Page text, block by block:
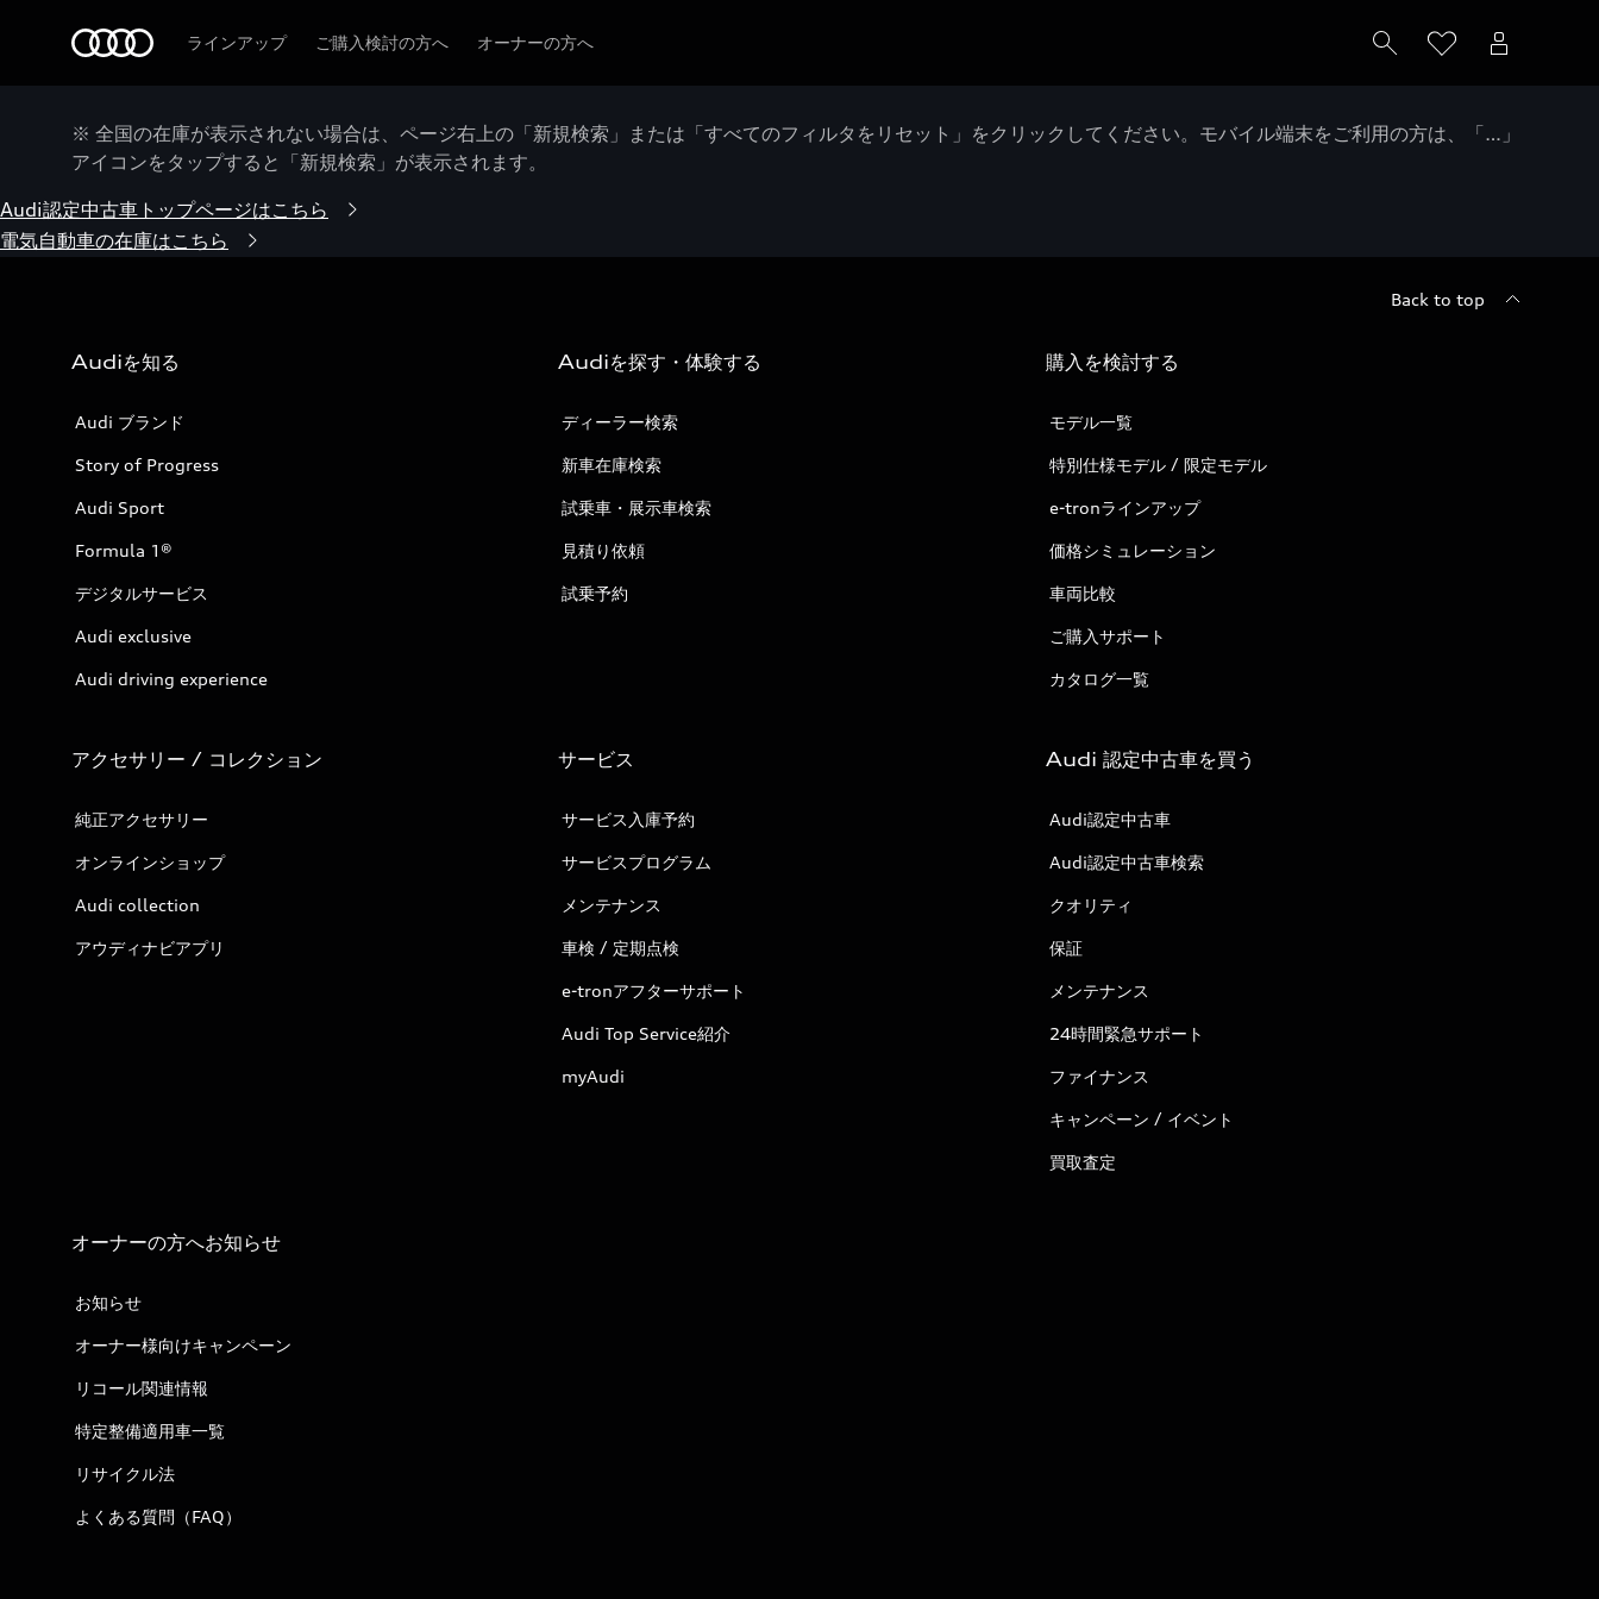
ラインアップ ご購入検討の方へ オーナーの方へ
※ 全国の在庫が表示されない場合は、ページ右上の「新規検索」または「すべてのフィルタをリセット」をクリックしてください。モバイル端末をご利用の方は、「…」
アイコンをタップすると「新規検索」が表示されます。
Audi認定中古車トップページはこちら
電気自動車の在庫はこちら
Back to top
Audiを知る
Audi ブランド
Story of Progress
Audi Sport
Formula 1®
デジタルサービス
Audi exclusive
Audi driving experience
Audiを探す・体験する
ディーラー検索
新車在庫検索
試乗車・展示車検索
見積り依頼
試乗予約
購入を検討する
モデル一覧
特別仕様モデル / 限定モデル
e-tronラインアップ
価格シミュレーション
車両比較
ご購入サポート
カタログ一覧
アクセサリー / コレクション
純正アクセサリー
オンラインショップ
Audi collection
アウディナビアプリ
サービス
サービス入庫予約
サービスプログラム
メンテナンス
車検 / 定期点検
e-tronアフターサポート
Audi Top Service紹介
myAudi
Audi 認定中古車を買う
Audi認定中古車
Audi認定中古車検索
クオリティ
保証
メンテナンス
24時間緊急サポート
ファイナンス
キャンペーン / イベント
買取査定
オーナーの方へお知らせ
お知らせ
オーナー様向けキャンペーン
リコール関連情報
特定整備適用車一覧
リサイクル法
よくある質問（FAQ）